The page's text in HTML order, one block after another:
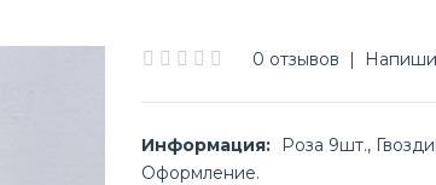
0 отзывов |
Информация:
Роза 9шт.,
Оформление.